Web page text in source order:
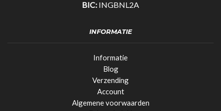
BIC: INGBNL2A
INFORMATIE
Informatie
Blog
Verzending
Account
Algemene voorwaarden